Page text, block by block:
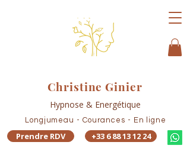
Christine Ginier
Hypnose & Energétique
Longjumeau - Courances - En ligne
Prendre RDV +33 6 88 13 12 24